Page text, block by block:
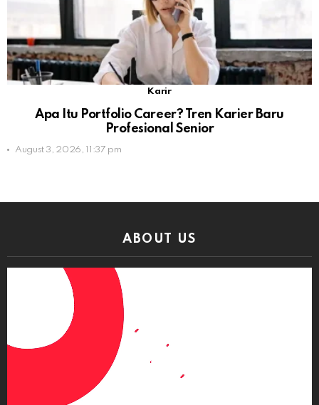
Karir
Apa Itu Portfolio Career? Tren Karier Baru
Profesional Senior
August 3, 2026, 11:37 pm
ABOUT US